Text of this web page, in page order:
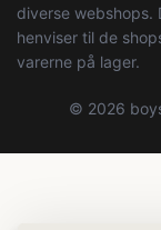
diverse webshops.
henviser til de
varerne på lager.
© 2026